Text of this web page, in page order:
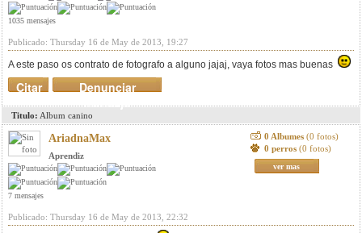
1035 mensajes
Publicado: Thursday 16 de May de 2013, 19:27
A este paso os contrato de fotografo a alguno jajaj, vaya fotos mas buenas
Denunciar
mensaje
Citar
Titulo: Album canino
AriadnaMax
Aprendiz
7 mensajes
0 Albumes (0 fotos)
0 perros (0 fotos)
ver mas
Publicado: Thursday 16 de May de 2013, 22:32